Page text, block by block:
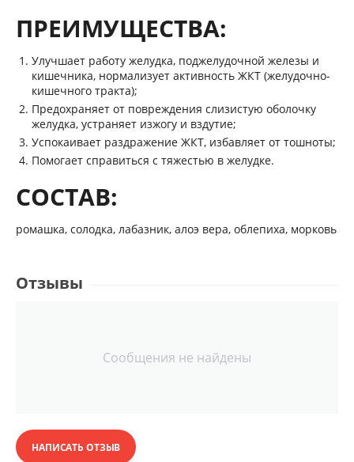
ПРЕИМУЩЕСТВА:
Улучшает работу желудка, поджелудочной железы и
кишечника, нормализует активность ЖКТ (желудочно-
кишечного тракта);
Предохраняет от повреждения слизистую оболочку
желудка, устраняет изжогу и вздутие;
Успокаивает раздражение ЖКТ, избавляет от тошноты;
Помогает справиться с тяжестью в желудке.
СОСТАВ:
ромашка, солодка, лабазник, алоэ вера, облепиха, морковь
Отзывы
Сообщения не найдены
НАПИСАТЬ ОТЗЫВ